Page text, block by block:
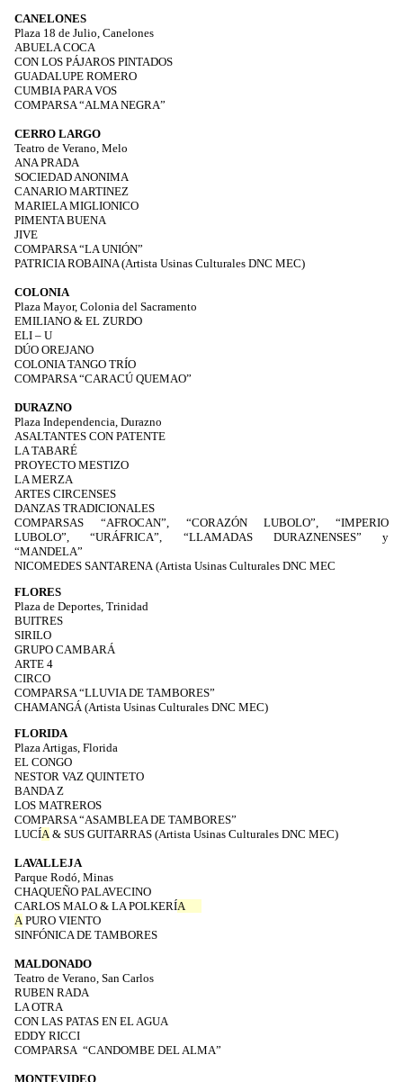
CANELONES
Plaza 18 de Julio, Canelones
ABUELA COCA
CON LOS PÁJAROS PINTADOS
GUADALUPE ROMERO
CUMBIA PARA VOS
COMPARSA “ALMA NEGRA”
CERRO LARGO
Teatro de Verano, Melo
ANA PRADA
SOCIEDAD ANONIMA
CANARIO MARTINEZ
MARIELA MIGLIONICO
PIMENTA BUENA
JIVE
COMPARSA “LA UNIÓN”
PATRICIA ROBAINA (Artista Usinas Culturales DNC MEC)
COLONIA
Plaza Mayor, Colonia del Sacramento
EMILIANO & EL ZURDO
ELI – U
DÚO OREJANO
COLONIA TANGO TRÍO
COMPARSA “CARACÚ QUEMAO”
DURAZNO
Plaza Independencia, Durazno
ASALTANTES CON PATENTE
LA TABARÉ
PROYECTO MESTIZO
LA MERZA
ARTES CIRCENSES
DANZAS TRADICIONALES
COMPARSAS “AFROCAN”, “CORAZÓN LUBOLO”, “IMPERIO
LUBOLO”, “URÁFRICA”, “LLAMADAS DURAZNENSES” y
“MANDELA”
NICOMEDES SANTARENA (Artista Usinas Culturales DNC MEC
FLORES
Plaza de Deportes, Trinidad
BUITRES
SIRILO
GRUPO CAMBARÁ
ARTE 4
CIRCO
COMPARSA “LLUVIA DE TAMBORES”
CHAMANGÁ (Artista Usinas Culturales DNC MEC)
FLORIDA
Plaza Artigas, Florida
EL CONGO
NESTOR VAZ QUINTETO
BANDA Z
LOS MATREROS
COMPARSA “ASAMBLEA DE TAMBORES”
LUCÍA & SUS GUITARRAS (Artista Usinas Culturales DNC MEC)
LAVALLEJA
Parque Rodó, Minas
CHAQUEÑO PALAVECINO
CARLOS MALO & LA POLKERÍA
A PURO VIENTO
SINFÓNICA DE TAMBORES
MALDONADO
Teatro de Verano, San Carlos
RUBEN RADA
LA OTRA
CON LAS PATAS EN EL AGUA
EDDY RICCI
COMPARSA “CANDOMBE DEL ALMA”
MONTEVIDEO